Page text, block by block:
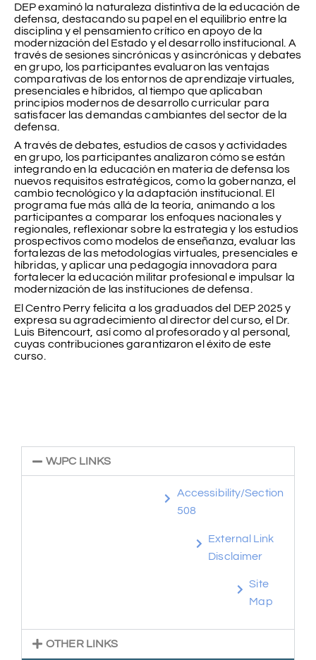
DEP examinó la naturaleza distintiva de la educación de
defensa, destacando su papel en el equilibrio entre la
disciplina y el pensamiento crítico en apoyo de la
modernización del Estado y el desarrollo institucional. A
través de sesiones sincrónicas y asincrónicas y debates
en grupo, los participantes evaluaron las ventajas
comparativas de los entornos de aprendizaje virtuales,
presenciales e híbridos, al tiempo que aplicaban
principios modernos de desarrollo curricular para
satisfacer las demandas cambiantes del sector de la
defensa.
A través de debates, estudios de casos y actividades
en grupo, los participantes analizaron cómo se están
integrando en la educación en materia de defensa los
nuevos requisitos estratégicos, como la gobernanza, el
cambio tecnológico y la adaptación institucional. El
programa fue más allá de la teoría, animando a los
participantes a comparar los enfoques nacionales y
regionales, reflexionar sobre la estrategia y los estudios
prospectivos como modelos de enseñanza, evaluar las
fortalezas de las metodologías virtuales, presenciales e
híbridas, y aplicar una pedagogía innovadora para
fortalecer la educación militar profesional e impulsar la
modernización de las instituciones de defensa.
El Centro Perry felicita a los graduados del DEP 2025 y
expresa su agradecimiento al director del curso, el Dr.
Luis Bitencourt, así como al profesorado y al personal,
cuyas contribuciones garantizaron el éxito de este
curso.
WJPC LINKS
Accessibility/Section
508
External Link
Disclaimer
Site
Map
OTHER LINKS